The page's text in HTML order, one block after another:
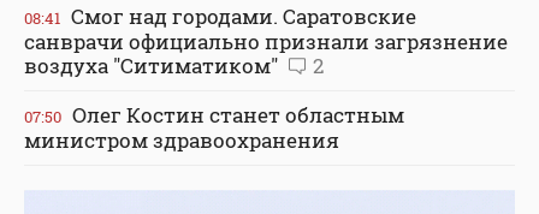
08:41 Смог над городами. Саратовские
санврачи официально признали загрязнение
воздуха "Ситиматиком"
2
07:50 Олег Костин станет областным
министром здравоохранения